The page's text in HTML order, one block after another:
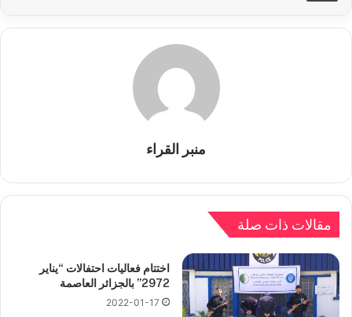
منبر القراء
مقالات ذات صلة
اختتام فعاليات احتفالات “يناير
2972” بالجزائر العاصمة
2022-01-17